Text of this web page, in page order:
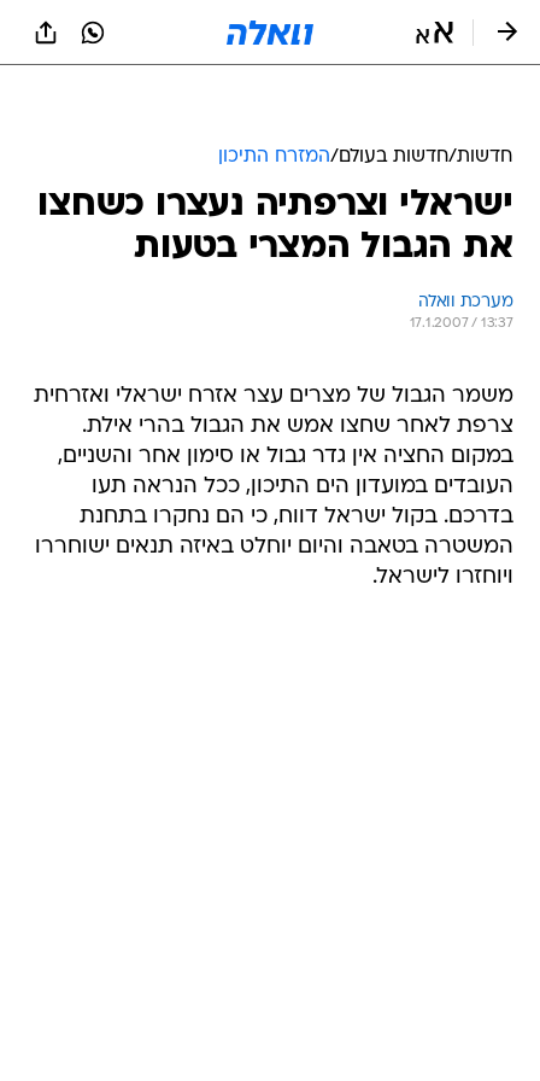
חדשות/חדשות בעולם/המזרח התיכון
ישראלי וצרפתיה נעצרו כשחצו
את הגבול המצרי בטעות
מערכת וואלה
17.1.2007 / 13:37
משמר הגבול של מצרים עצר אזרח ישראלי ואזרחית
צרפת לאחר שחצו אמש את הגבול בהרי אילת.
במקום החציה אין גדר גבול או סימון אחר והשניים,
העובדים במועדון הים התיכון, ככל הנראה תעו
בדרכם. בקול ישראל דווח, כי הם נחקרו בתחנת
המשטרה בטאבה והיום יוחלט באיזה תנאים ישוחררו
ויוחזרו לישראל.